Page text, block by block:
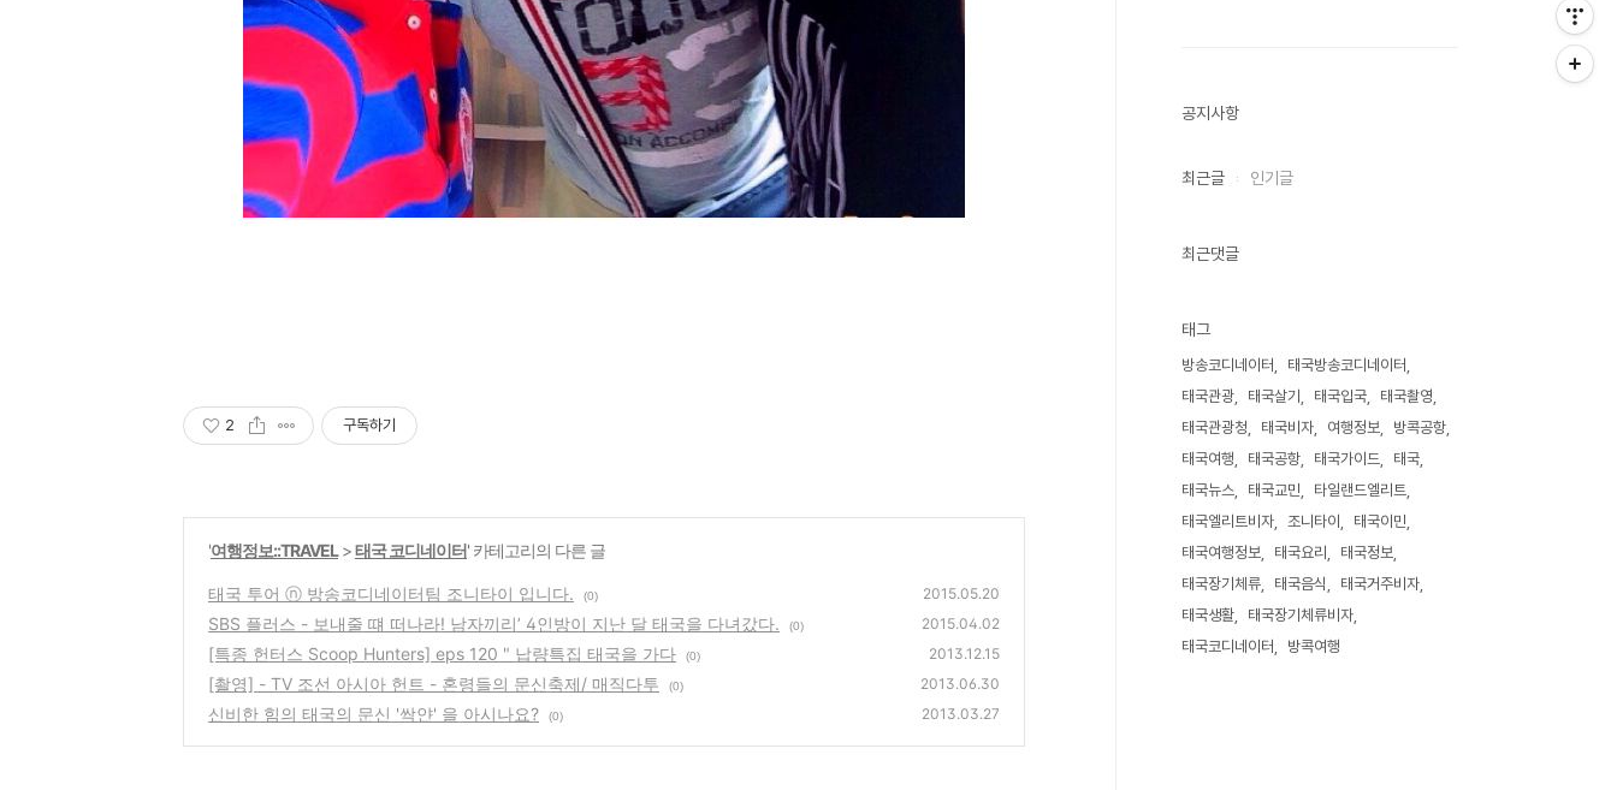
2 구독하기
'여행정보::TRAVEL>태국 코디네이터' 카테고리의 다른 글
태국 투어 ⓝ 방송코디네이터팀 조니타이 입니다. (0) 2015.05.20
SBS 플러스 - 보내줄 떄 떠나라! 남자끼리’ 4인방이 지난 달 태국을 다녀갔다. (0) 2015.04.02
[특종 헌터스 Scoop Hunters] eps 120 " 납량특집 태국을 가다 (0) 2013.12.15
[촬영] - TV 조선 아시아 헌트 - 혼령들의 문신축제/ 매직다투 (0) 2013.06.30
신비한 힘의 태국의 문신 '싹얀' 을 아시나요? (0) 2013.03.27
공지사항
최근글 인기글
최근댓글
태그
방송코디네이터
태국방송코디네이터
태국관광
태국살기 태국입국
태국촬영
태국관광청
태국비자 여행정보
방콕공항
태국여행
태국공항 태국가이드
태국
태국뉴스
태국교민
타일랜드엘리트
태국엘리트비자
조니타이
태국이민
태국여행정보
태국요리
태국정보
태국장기체류
태국음식
태국거주비자
태국생활
태국장기체류비자
태국코디네이터
방콕여행